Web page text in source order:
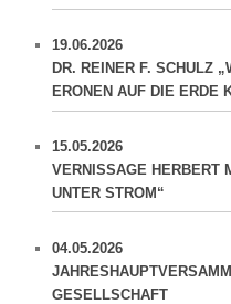
19.06.2026
DR. REINER F. SCHULZ
ERONEN AUF DIE ERDE
15.05.2026
VERNISSAGE HERBERT
UNTER STROM“
04.05.2026
GESELLSCHAFT